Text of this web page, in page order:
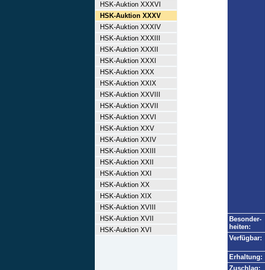
HSK-Auktion XXXVI
HSK-Auktion XXXV
HSK-Auktion XXXIV
HSK-Auktion XXXIII
HSK-Auktion XXXII
HSK-Auktion XXXI
HSK-Auktion XXX
HSK-Auktion XXIX
HSK-Auktion XXVIII
HSK-Auktion XXVII
HSK-Auktion XXVI
HSK-Auktion XXV
HSK-Auktion XXIV
HSK-Auktion XXIII
HSK-Auktion XXII
HSK-Auktion XXI
HSK-Auktion XX
HSK-Auktion XIX
HSK-Auktion XVIII
HSK-Auktion XVII
HSK-Auktion XVI
Besonder-
heiten:
Verfügbar:
Erhaltung:
Zuschlag: